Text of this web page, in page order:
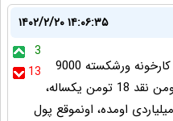
۱۴۰۲/۲/۲۰ ۱۴:۰۶:۳۵
3
13
داداش کجای کاری ما سال 79 کارخونه ورشکسته 9000
متری خریدیم 90 میلیون 72 تومن نقد 18 تومن یکساله،
الان برای ملکش مشتری 270 میلیاردی اومده، اونموقع پول